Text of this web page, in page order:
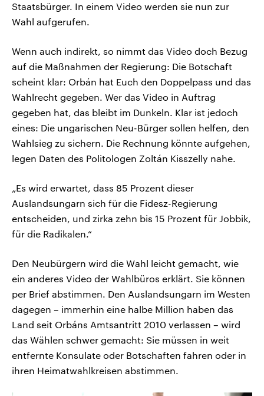
Staatsbürger. In einem Video werden sie nun zur
Wahl aufgerufen.
Wenn auch indirekt, so nimmt das Video doch Bezug
auf die Maßnahmen der Regierung: Die Botschaft
scheint klar: Orbán hat Euch den Doppelpass und das
Wahlrecht gegeben. Wer das Video in Auftrag
gegeben hat, das bleibt im Dunkeln. Klar ist jedoch
eines: Die ungarischen Neu-Bürger sollen helfen, den
Wahlsieg zu sichern. Die Rechnung könnte aufgehen,
legen Daten des Politologen Zoltán Kisszelly nahe.
„Es wird erwartet, dass 85 Prozent dieser
Auslandsungarn sich für die Fidesz-Regierung
entscheiden, und zirka zehn bis 15 Prozent für Jobbik,
für die Radikalen.“
Den Neubürgern wird die Wahl leicht gemacht, wie
ein anderes Video der Wahlbüros erklärt. Sie können
per Brief abstimmen. Den Auslandsungarn im Westen
dagegen – immerhin eine halbe Million haben das
Land seit Orbáns Amtsantritt 2010 verlassen – wird
das Wählen schwer gemacht: Sie müssen in weit
entfernte Konsulate oder Botschaften fahren oder in
ihren Heimatwahlkreisen abstimmen.